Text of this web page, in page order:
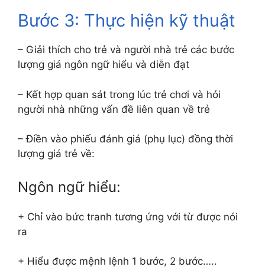
Bước 3: Thực hiện kỹ thuật
– Giải thích cho trẻ và người nhà trẻ các bước
lượng giá ngôn ngữ hiểu và diễn đạt
– Kết hợp quan sát trong lúc trẻ chơi và hỏi
người nhà những vấn đề liên quan về trẻ
– Điền vào phiếu đánh giá (phụ lục) đồng thời
lượng giá trẻ về:
Ngôn ngữ hiểu:
+ Chỉ vào bức tranh tương ứng với từ được nói
ra
+ Hiểu được mệnh lệnh 1 bước, 2 bước…..